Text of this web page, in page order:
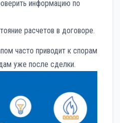
информацию по
расчетов в договоре.
часто приводит к спорам
уже после сделки.